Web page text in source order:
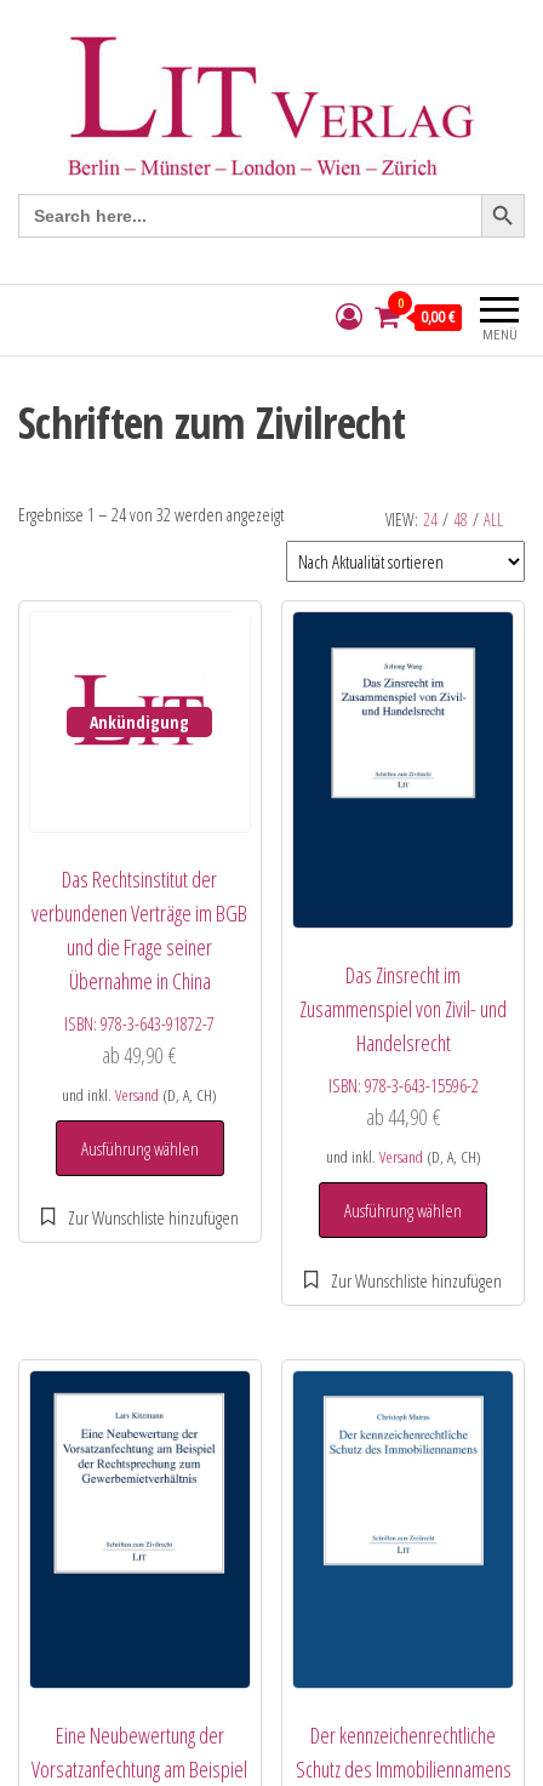
Search
for:
Search Button
MENÜ
0
0,00 €
Schriften zum Zivilrecht
VIEW: 24 / 48 / ALL
Ergebnisse 1 – 24 von 32 werden angezeigt
Ankündigung
Das Rechtsinstitut der
verbundenen Verträge im BGB
und die Frage seiner
Übernahme in China
ISBN:978-3-643-91872-7
ab49,90€
und inkl.Versand (D, A, CH)
Ausführung wählen
Das Zinsrecht im
Zusammenspiel von Zivil- und
Handelsrecht
ISBN: 978-3-643-15596-2
ab44,90 €
und inkl. Versand (D, A, CH)
Ausführung wählen
Eine Neubewertung der
Vorsatzanfechtung am Beispiel
Der kennzeichenrechtliche
Schutz des Immobiliennamens